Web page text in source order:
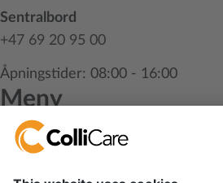
Sentralbord
+47 69 20 95 00
Åpningstider: 08:00 - 16:00
Meny
Frakt og tjenester
Bransjer